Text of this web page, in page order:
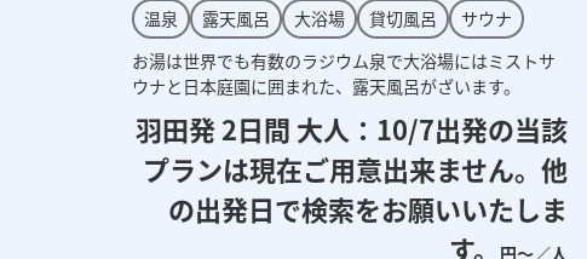
温泉 露天風呂 大浴場 貸切風呂
サウナ
お湯は世界でも有数のラジウム泉で大浴場にはミストサ
ウナと日本庭園に囲まれた、露天風呂がざいます。
羽田発 2日間 大人： 10/7出発の当該
プランは現在ご用意出来ません。他
の出発日で検索をお願いいたしま
す。
円～／人